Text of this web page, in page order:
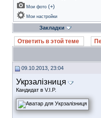
Мои фото (+)
Мои настройки
Закладки
Ответить в этой теме
09.10.2013, 23:04
Укрзалізниця
Кандидат в V.I.P.